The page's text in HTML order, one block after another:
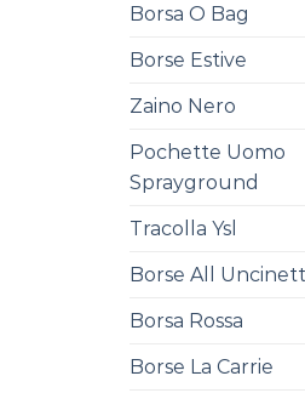
Borsa O Bag
Borse Estive
Zaino Nero
Pochette Uomo
Sprayground
Tracolla Ysl
Borse All
Borsa Rossa
Borse La Carrie